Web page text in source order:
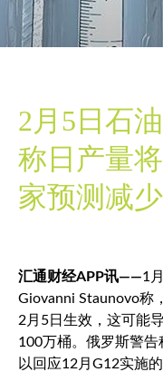
2月5日石
称日产量
家预测减
汇通财经APP讯——1
Giovanni Staunovo称
2月5日生效，这可能
100万桶。俄罗斯警告
以回应12月G12实施